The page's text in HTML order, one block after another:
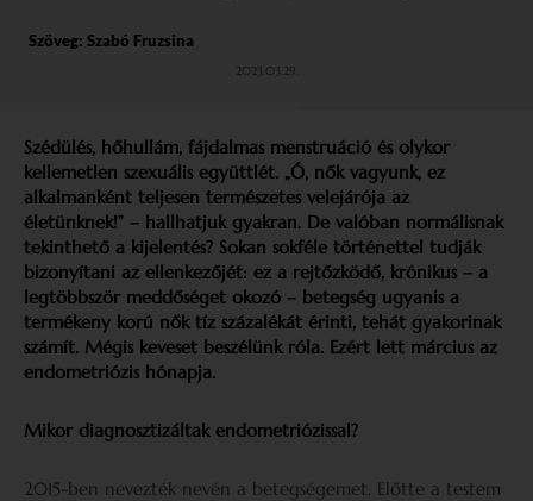
Szöveg: Szabó Fruzsina
2023.03.29.
Szédülés, hőhullám, fájdalmas menstruáció és olykor
kellemetlen szexuális együttlét. „Ó, nők vagyunk, ez
alkalmanként teljesen természetes velejárója az
életünknek!” – hallhatjuk gyakran. De valóban normálisnak
tekinthető a kijelentés? Sokan sokféle történettel tudják
bizonyítani az ellenkezőjét: ez a rejtőzködő, krónikus – a
legtöbbször meddőséget okozó – betegség ugyanis a
termékeny korú nők tíz százalékát érinti, tehát gyakorinak
számít. Mégis keveset beszélünk róla. Ezért lett március az
endometriózis hónapja.
Mikor diagnosztizáltak endometriózissal?
2015-ben nevezték nevén a betegségemet. Előtte a testem